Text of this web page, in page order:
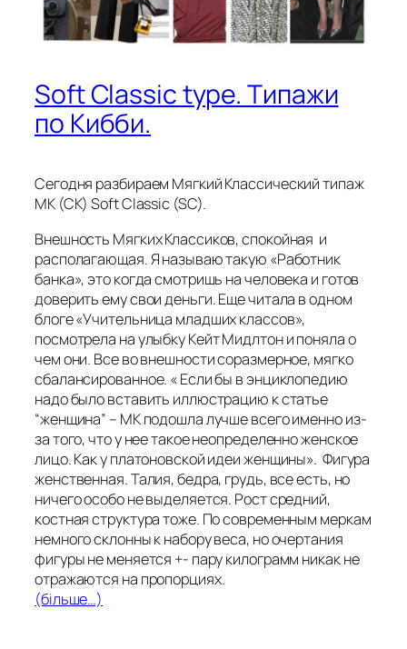
Soft Classic type. Типажи
по Кибби.
Сегодня разбираем Мягкий Классический типаж
МК (СК) Soft Classic (SC).
Внешность Мягких Классиков, спокойная и
располагающая. Я называю такую «Работник
банка», это когда смотришь на человека и готов
доверить ему свои деньги. Еще читала в одном
блоге «Учительница младших классов»,
посмотрела на улыбку Кейт Мидлтон и поняла о
чем они. Все во внешности соразмерное, мягко
сбалансированное. « Если бы в энциклопедию
надо было вставить иллюстрацию к статье
“женщина” – МК подошла лучше всего именно из-
за того, что у нее такое неопределенно женское
лицо. Как у платоновской идеи женщины». Фигура
женственная. Талия, бедра, грудь, все есть, но
ничего особо не выделяется. Рост средний,
костная структура тоже. По современным меркам
немного склонны к набору веса, но очертания
фигуры не меняется +- пару килограмм никак не
отражаются на пропорциях.
(більше…)